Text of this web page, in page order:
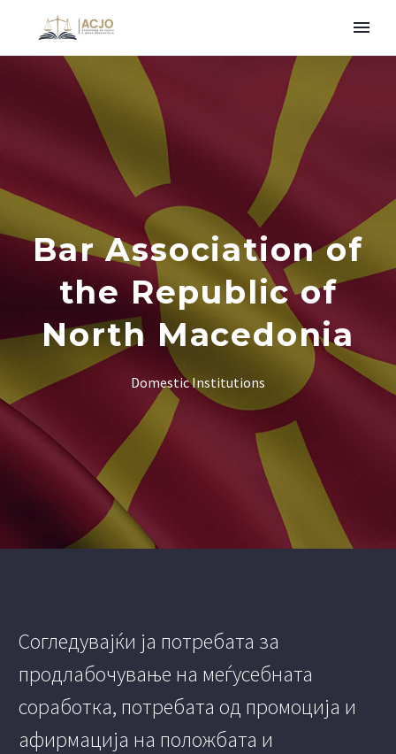
Bar Association of
the Republic of
North Macedonia
Domestic Institutions
Согледувајќи ја потребата за
продлабочување на меѓусебната
соработка, потребата од промоција и
афирмација на положбата и